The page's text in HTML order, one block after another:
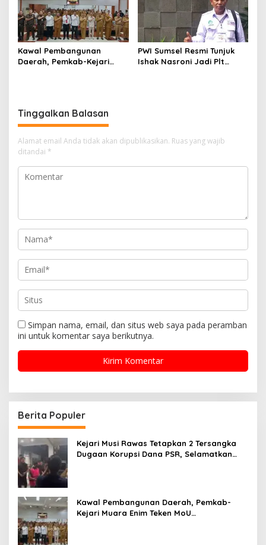
Kawal Pembangunan
Daerah, Pemkab-Kejari
PWI Sumsel Resmi Tunjuk
Ishak Nasroni Jadi Plt
Tinggalkan Balasan
Alamat email Anda tidak akan dipublikasikan. Ruas yang wajib
ditandai *
Simpan nama, email, dan situs web saya pada peramban
ini untuk komentar saya berikutnya.
Berita Populer
Kejari Musi Rawas Tetapkan 2 Tersangka
Dugaan Korupsi Dana PSR, Selamatkan
Kawal Pembangunan Daerah, Pemkab-
Kejari Muara Enim Teken MoU